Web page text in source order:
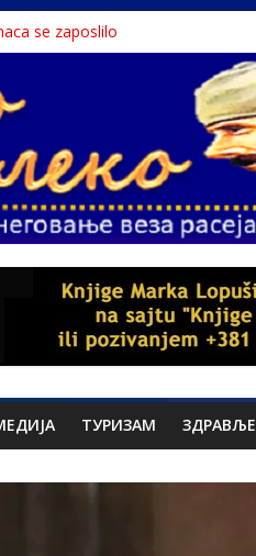
se zaposlilo
непријатељем
ТУРИЗАМ ЗДРАВЉЕ